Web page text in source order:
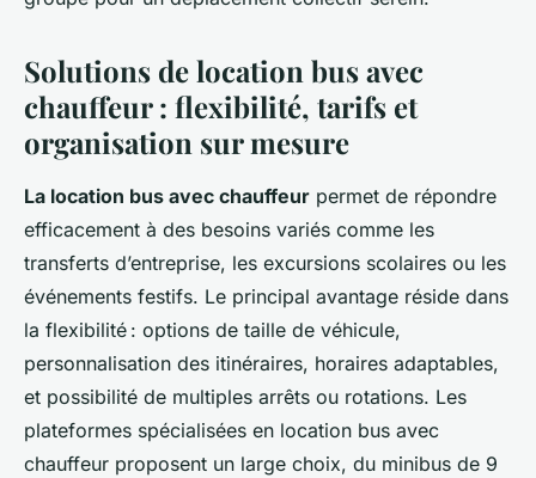
Solutions de location bus avec
chauffeur : flexibilité, tarifs et
organisation sur mesure
La location bus avec chauffeur permet de répondre
efficacement à des besoins variés comme les
transferts d’entreprise, les excursions scolaires ou les
événements festifs. Le principal avantage réside dans
la flexibilité : options de taille de véhicule,
personnalisation des itinéraires, horaires adaptables,
et possibilité de multiples arrêts ou rotations. Les
plateformes spécialisées en location bus avec
chauffeur proposent un large choix, du minibus de 9